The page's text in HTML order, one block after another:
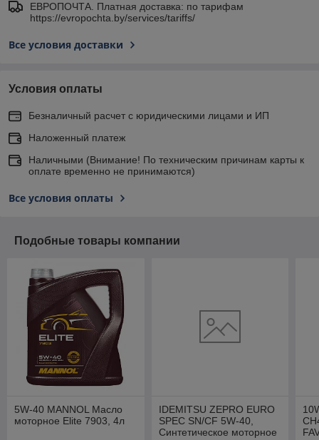
ЕВРОПОЧТА. Платная доставка: по тарифам
https://evropochta.by/services/tariffs/
Все условия доставки
Условия оплаты
Безналичный расчет с юридическими лицами и ИП
Наложенный платеж
Наличными (Внимание! По техническим причинам карты к
оплате временно не принимаются)
Все условия оплаты
Подобные товары компании
5W-40 MANNOL Масло
моторное Elite 7903, 4л
IDEMITSU ZEPRO EURO
SPEC SN/СF 5W-40,
Синтетическое моторное